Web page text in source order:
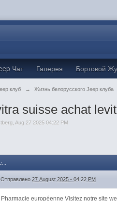
Чат Галерея Бортовой
клуб → Жизнь белорусского Jeep клуба
suisse achat
,Aug 27 2025 04:22 PM
Отправлено27 August 2025 - 04:22 PM
Pharmacie européenne Visitez notre site